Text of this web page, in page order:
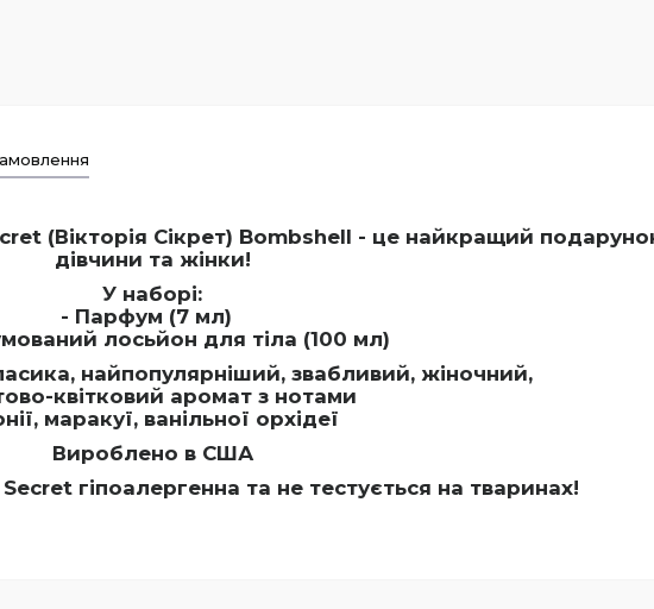
(Вікторія Сікрет) Bombshell - це найкращий
дівчини та жінки!
У наборі:
- Парфум (7 мл)
лосьйон для тіла (100 мл)
найпопулярніший, звабливий, жіночний,
квітковий аромат з нотами
маракуї, ванільної орхідеї
Вироблено в США
гіпоалергенна та не тестується на тваринах!